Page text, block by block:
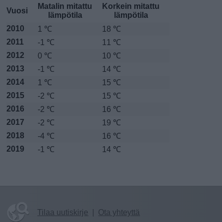
Vuosi
Matalin mitattu
lämpötila
Korkein mitattu
lämpötila
2010
1 ℃
18 ℃
2011
-1 ℃
11 ℃
2012
0 ℃
10 ℃
2013
-1 ℃
14 ℃
2014
1 ℃
15 ℃
2015
-2 ℃
15 ℃
2016
-2 ℃
16 ℃
2017
-2 ℃
19 ℃
2018
-4 ℃
16 ℃
2019
-1 ℃ 14 ℃
Tilaa uutiskirje Ota yhteyttä